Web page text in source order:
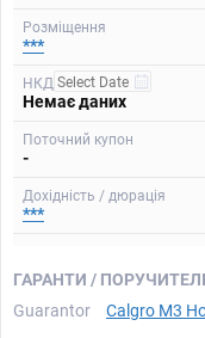
Розміщення
***
НКД
Немає даних
Поточний купон
-
Дохідність / дюрація
***
ГАРАНТИ /
Guarantor
Calgro M3